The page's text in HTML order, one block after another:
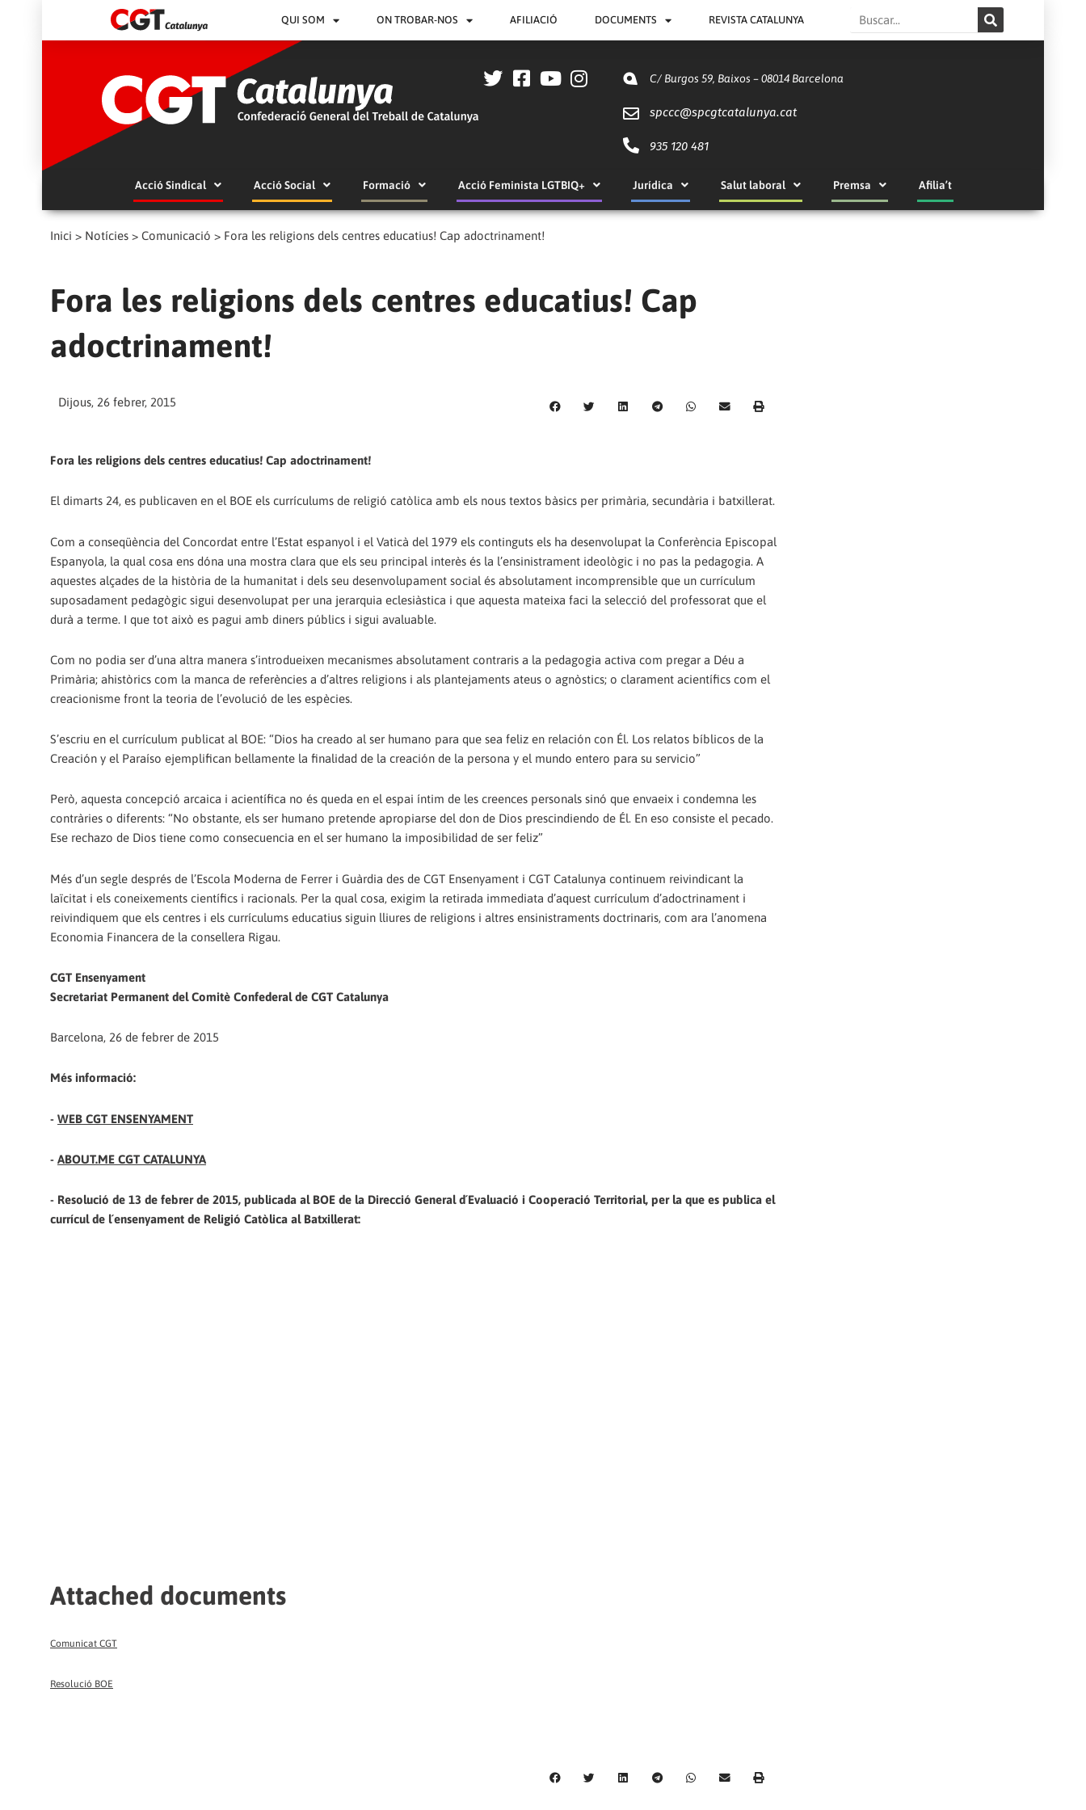
QUI SOM ON TROBAR-NOS AFILIACIÓ DOCUMENTS REVISTA CATALUNYA Search
C/ Burgos 59, Baixos – 08014 Barcelona
spccc@spcgtcatalunya.cat
935 120 481
Acció Sindical Acció Social Formació Acció Feminista LGTBIQ+ Jurídica Salut laboral Premsa Afilia’t
Inici > Notícies > Comunicació > Fora les religions dels centres educatius! Cap adoctrinament!
Fora les religions dels centres educatius! Cap
adoctrinament!
Dijous, 26 febrer, 2015
Fora les religions dels centres educatius! Cap adoctrinament!
El dimarts 24, es publicaven en el BOE els currículums de religió catòlica amb els nous textos bàsics per primària, secundària i batxillerat.
Com a conseqüència del Concordat entre l’Estat espanyol i el Vaticà del 1979 els continguts els ha desenvolupat la Conferència Episcopal
Espanyola, la qual cosa ens dóna una mostra clara que els seu principal interès és la l’ensinistrament ideològic i no pas la pedagogia. A
aquestes alçades de la història de la humanitat i dels seu desenvolupament social és absolutament incomprensible que un currículum
suposadament pedagògic sigui desenvolupat per una jerarquia eclesiàstica i que aquesta mateixa faci la selecció del professorat que el
durà a terme. I que tot això es pagui amb diners públics i sigui avaluable.
Com no podia ser d’una altra manera s’introdueixen mecanismes absolutament contraris a la pedagogia activa com pregar a Déu a
Primària; ahistòrics com la manca de referències a d’altres religions i als plantejaments ateus o agnòstics; o clarament acientífics com el
creacionisme front la teoria de l’evolució de les espècies.
S’escriu en el currículum publicat al BOE: “Dios ha creado al ser humano para que sea feliz en relación con Él. Los relatos bíblicos de la
Creación y el Paraíso ejemplifican bellamente la finalidad de la creación de la persona y el mundo entero para su servicio”
Però, aquesta concepció arcaica i acientífica no és queda en el espai íntim de les creences personals sinó que envaeix i condemna les
contràries o diferents: “No obstante, els ser humano pretende apropiarse del don de Dios prescindiendo de Él. En eso consiste el pecado.
Ese rechazo de Dios tiene como consecuencia en el ser humano la imposibilidad de ser feliz”
Més d’un segle després de l’Escola Moderna de Ferrer i Guàrdia des de CGT Ensenyament i CGT Catalunya continuem reivindicant la
laïcitat i els coneixements científics i racionals. Per la qual cosa, exigim la retirada immediata d’aquest currículum d’adoctrinament i
reivindiquem que els centres i els currículums educatius siguin lliures de religions i altres ensinistraments doctrinaris, com ara l’anomena
Economia Financera de la consellera Rigau.
CGT Ensenyament
Secretariat Permanent del Comitè Confederal de CGT Catalunya
Barcelona, 26 de febrer de 2015
Més informació:
- WEB CGT ENSENYAMENT
- ABOUT.ME CGT CATALUNYA
- Resolució de 13 de febrer de 2015, publicada al BOE de la Direcció General d´Evaluació i Cooperació Territorial, per la que es publica el
currícul de l´ensenyament de Religió Catòlica al Batxillerat:
Attached documents
Comunicat CGT
Resolució BOE